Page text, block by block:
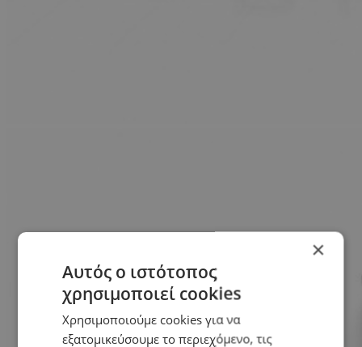
×
Αυτός ο ιστότοπος
χρησιμοποιεί cookies
Χρησιμοποιούμε cookies για να
εξατομικεύσουμε το περιεχόμενο, τις